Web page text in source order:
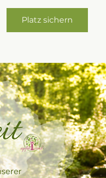
Platz sichern